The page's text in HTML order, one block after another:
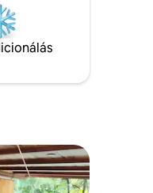
tetején álló
hely Costa